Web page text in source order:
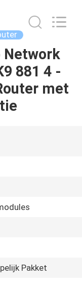
Network
881 4 -
met
Pakket